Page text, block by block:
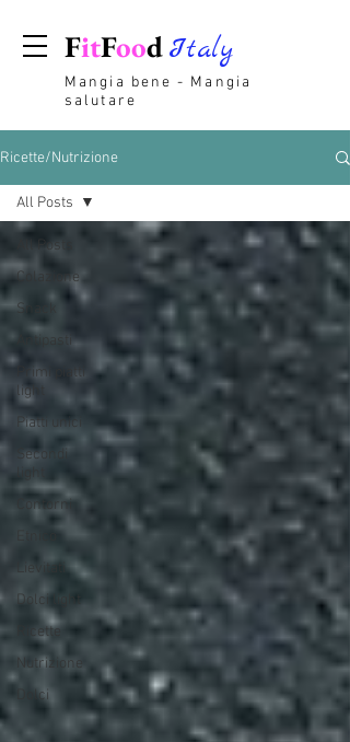
FitFoodItaly
Mangia bene - Mangia
salutare
Ricette/Nutrizione
All Posts
Colazione
Snack
Antipasti
Primi piatti
light
Piatti unici
Secondi
light
Contorni
Lievitati
Dolci light
Ricette
Nutrizione
Dolci
All Posts